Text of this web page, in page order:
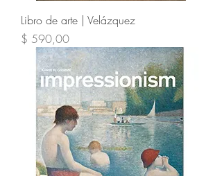
Libro de arte | Velázquez
Precio
$ 590,00